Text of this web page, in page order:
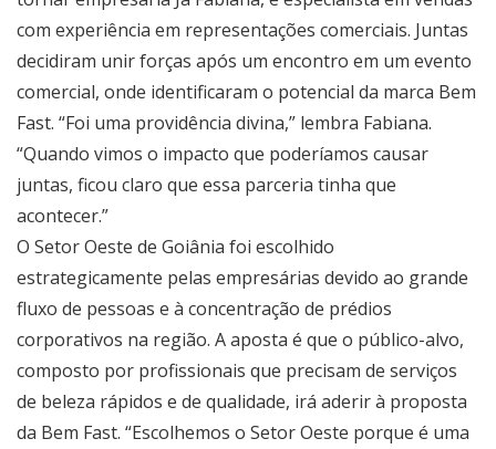
com experiência em representações comerciais. Juntas
decidiram unir forças após um encontro em um evento
comercial, onde identificaram o potencial da marca Bem
Fast. “Foi uma providência divina,” lembra Fabiana.
“Quando vimos o impacto que poderíamos causar
juntas, ficou claro que essa parceria tinha que
acontecer.”
O Setor Oeste de Goiânia foi escolhido
estrategicamente pelas empresárias devido ao grande
fluxo de pessoas e à concentração de prédios
corporativos na região. A aposta é que o público-alvo,
composto por profissionais que precisam de serviços
de beleza rápidos e de qualidade, irá aderir à proposta
da Bem Fast. “Escolhemos o Setor Oeste porque é uma